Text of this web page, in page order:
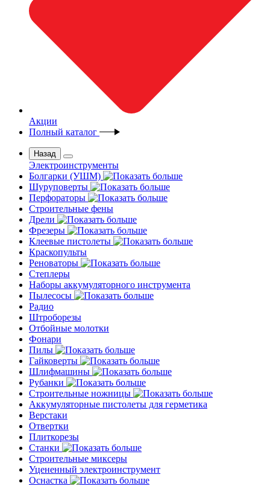
Акции
Полный каталог
Назад
Электроинструменты
Болгарки (УШМ)
Шуруповерты
Перфораторы
Строительные фены
Дрели
Фрезеры
Клеевые пистолеты
Краскопульты
Реноваторы
Степлеры
Наборы аккумуляторного инструмента
Пылесосы
Радио
Штроборезы
Отбойные молотки
Фонари
Пилы
Гайковерты
Шлифмашины
Рубанки
Строительные ножницы
Аккумуляторные пистолеты для герметика
Верстаки
Отвертки
Плиткорезы
Станки
Строительные миксеры
Уцененный электроинструмент
Оснастка